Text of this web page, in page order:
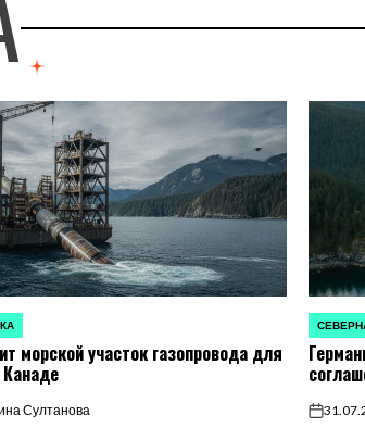
морской участок газопровода для
Султанова
В
on